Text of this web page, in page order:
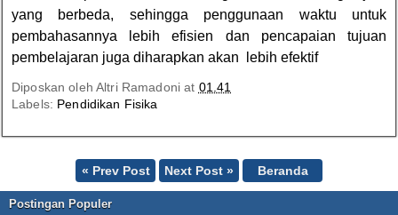
yang berbeda, sehingga penggunaan waktu untuk
pembahasannya lebih efisien dan pencapaian tujuan
pembelajaran juga diharapkan akan lebih efektif
Diposkan oleh Altri Ramadoni at 01.41
Labels: Pendidikan Fisika
« Prev Post Next Post » Beranda
Postingan Populer